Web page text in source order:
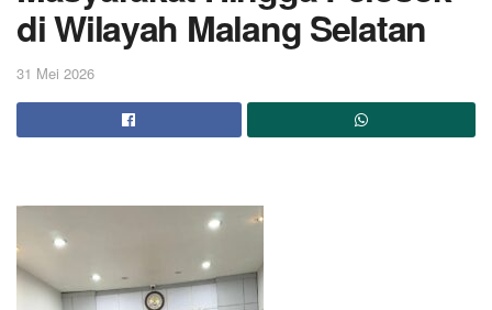
di Wilayah Malang Selatan
31 Mei 2026